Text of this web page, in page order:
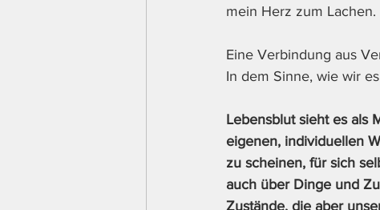
mein Herz zum Lachen.
Eine Verbindung aus
In dem Sinne, wie wir
Lebensblut sieht es als
eigenen, individuellen
zu scheinen, für sich
auch über Dinge und
Zustände, die aber